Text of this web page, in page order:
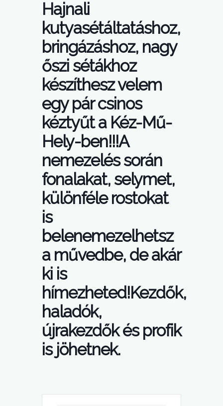
Hajnali
kutyasétáltatáshoz,
bringázáshoz, nagy
őszi sétákhoz
készíthesz velem
egy pár csinos
kéztyűt a Kéz-Mű-
Hely-ben!!!A
nemezelés során
fonalakat, selymet,
különféle rostokat
is
belenemezelhetsz
a művedbe, de akár
ki is
hímezheted!Kezdők,
haladók,
újrakezdők és profik
is jöhetnek.